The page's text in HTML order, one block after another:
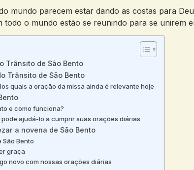
mundo parecem estar dando as costas para
todo o mundo estão se reunindo para se unirem
Trânsito de São Bento
Trânsito de São Bento
quais a oração da missa ainda é relevante hoje
e como funciona?
ajudá-lo a cumprir suas orações diárias
a novena de São Bento
Bento
graça
novo com nossas orações diárias